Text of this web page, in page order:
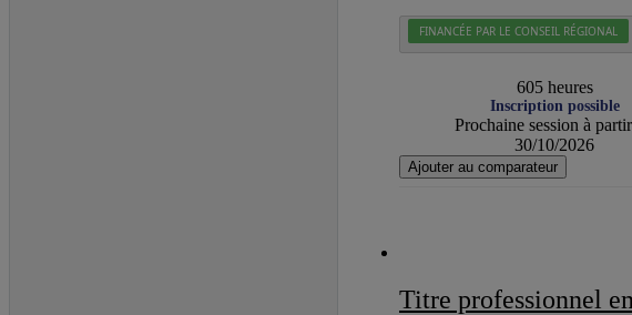
FINANCÉE PAR LE CONSEIL RÉGIONAL
605 heures
Inscription possible
Prochaine session à
30/10/2026
Ajouter au comparateur
Titre professionnel